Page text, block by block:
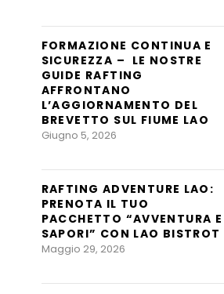
FORMAZIONE CONTINUA E
SICUREZZA – LE NOSTRE
GUIDE RAFTING
AFFRONTANO
L’AGGIORNAMENTO DEL
BREVETTO SUL FIUME LAO
Giugno 5, 2026
RAFTING ADVENTURE LAO:
PRENOTA IL TUO
PACCHETTO “AVVENTURA E
SAPORI” CON LAO BISTROT
Maggio 29, 2026